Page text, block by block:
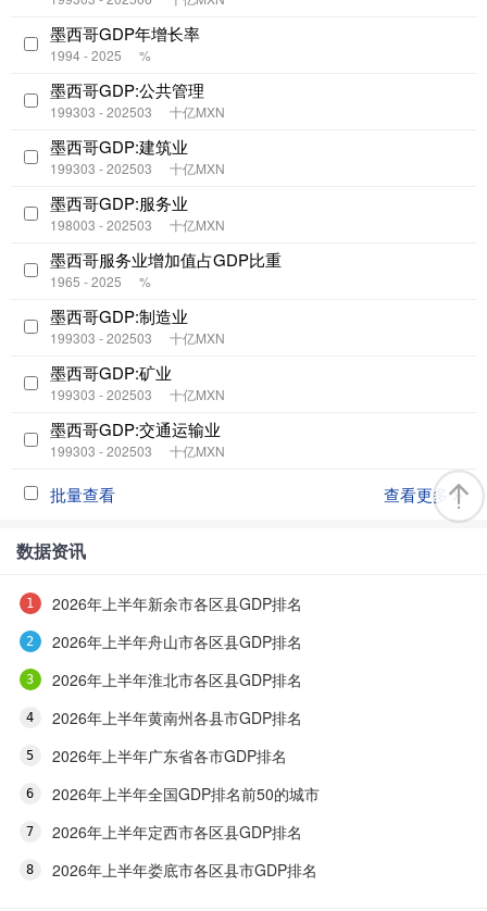
墨西哥GDP年增长率
1994 - 2025 %
墨西哥GDP:公共管理
199303 - 202503 十亿MXN
墨西哥GDP:建筑业
199303 - 202503 十亿MXN
墨西哥GDP:服务业
198003 - 202503 十亿MXN
墨西哥服务业增加值占GDP比重
1965 - 2025 %
墨西哥GDP:制造业
199303 - 202503 十亿MXN
墨西哥GDP:矿业
199303 - 202503 十亿MXN
墨西哥GDP:交通运输业
199303 - 202503 十亿MXN
批量查看 查看更多
数据资讯
2026年上半年新余市各区县GDP排名
2026年上半年舟山市各区县GDP排名
2026年上半年淮北市各区县GDP排名
2026年上半年黄南州各县市GDP排名
2026年上半年广东省各市GDP排名
2026年上半年全国GDP排名前50的城市
2026年上半年定西市各区县GDP排名
2026年上半年娄底市各区县市GDP排名